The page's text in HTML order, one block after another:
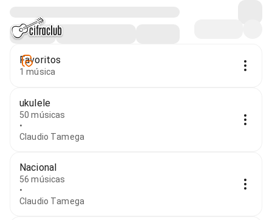
Favoritos
1 música
ukulele
50 músicas
•
Claudio Tamega
Nacional
56 músicas
•
Claudio Tamega